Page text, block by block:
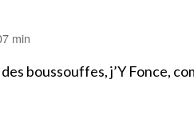
min
boussouffes, j’Y Fonce,